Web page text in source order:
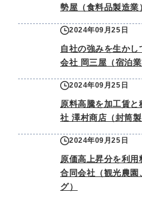
勢屋（食料品製造業
2024年09月25日
自社の強みを生か
会社 岡三屋（宿泊業
2024年09月25日
原料高騰を加工賃
社 澤村商店（封筒製
2024年09月25日
原価高上昇分を利
合同会社（観光農
グ）